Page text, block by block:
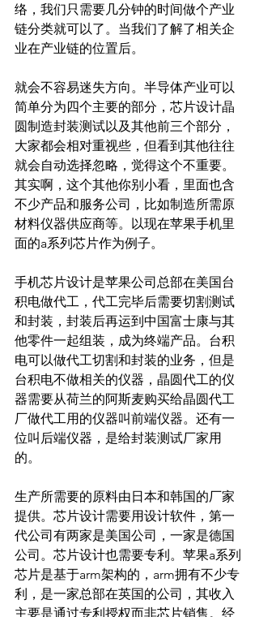
络，我们只需要几分钟的时间做个产业
链分类就可以了。当我们了解了相关企
业在产业链的位置后。
就会不容易迷失方向。半导体产业可以
简单分为四个主要的部分，芯片设计晶
圆制造封装测试以及其他前三个部分，
大家都会相对重视些，但看到其他往往
就会自动选择忽略，觉得这个不重要。
其实啊，这个其他你别小看，里面也含
不少产品和服务公司，比如制造所需原
材料仪器供应商等。以现在苹果手机里
面的a系列芯片作为例子。
手机芯片设计是苹果公司总部在美国台
积电做代工，代工完毕后需要切割测试
和封装，封装后再运到中国富士康与其
他零件一起组装，成为终端产品。台积
电可以做代工切割和封装的业务，但是
台积电不做相关的仪器，晶圆代工的仪
器需要从荷兰的阿斯麦购买给晶圆代工
厂做代工用的仪器叫前端仪器。还有一
位叫后端仪器，是给封装测试厂家用
的。
生产所需要的原料由日本和韩国的厂家
提供。芯片设计需要用设计软件，第一
代公司有两家是美国公司，一家是德国
公司。芯片设计也需要专利。苹果a系列
芯片是基于arm架构的，arm拥有不少专
利，是一家总部在英国的公司，其收入
主要是通过专利授权而非芯片销售。经